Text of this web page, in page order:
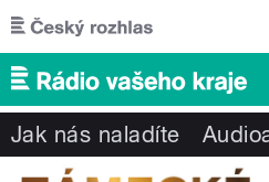
Přejít k hlavnímu obsahu
Jak nás naladíte